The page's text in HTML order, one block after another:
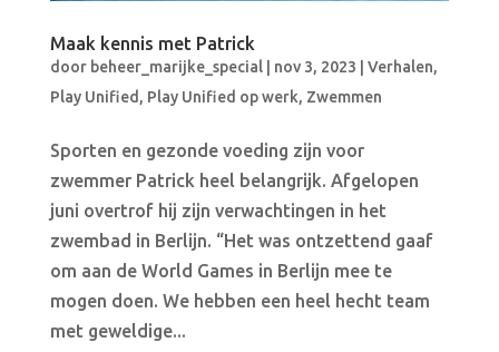
Maak kennis met Patrick
door beheer_marijke_special| nov 3, 2023 Verhalen,
Play Unified , Play Unified op werk, Zwemmen
Sporten en gezonde voeding zijn voor
zwemmer Patrick heel belangrijk. Afgelopen
juni overtrof hij zijn verwachtingen in het
zwembad in Berlijn. “Het was ontzettend gaaf
om aan de World Games in Berlijn mee te
mogen doen. We hebben een heel hecht team
met geweldige...